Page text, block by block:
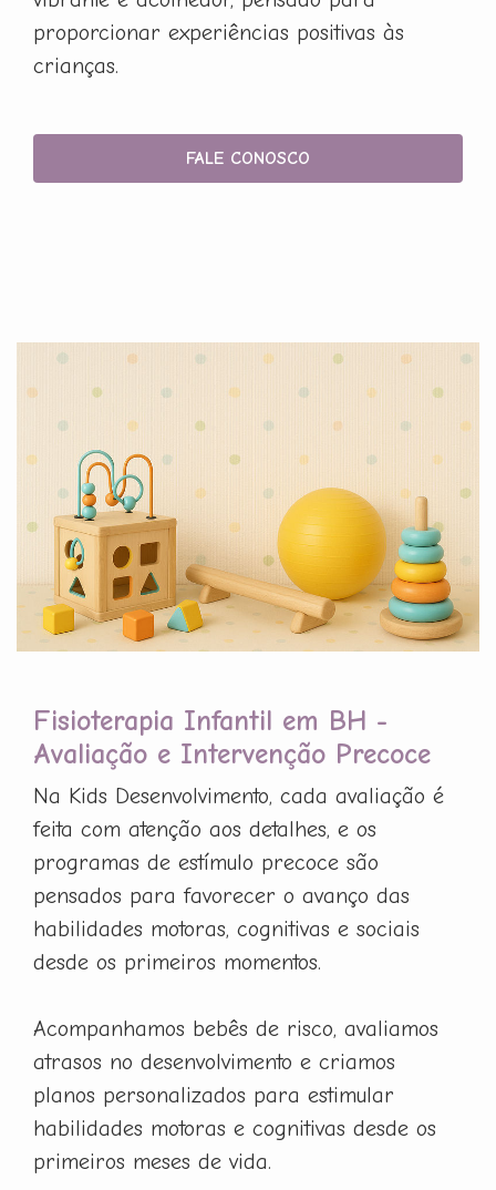
proporcionar experiências positivas às
crianças.
FALE CONOSCO
Fisioterapia Infantil em BH -
Avaliação e Intervenção Precoce
Na Kids Desenvolvimento, cada avaliação é
feita com atenção aos detalhes, e os
programas de estímulo precoce são
pensados para favorecer o avanço das
habilidades motoras, cognitivas e sociais
desde os primeiros momentos.
Acompanhamos bebês de risco, avaliamos
atrasos no desenvolvimento e criamos
planos personalizados para estimular
habilidades motoras e cognitivas desde os
primeiros meses de vida.